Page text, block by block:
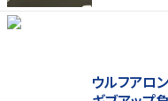
ウルフアロ